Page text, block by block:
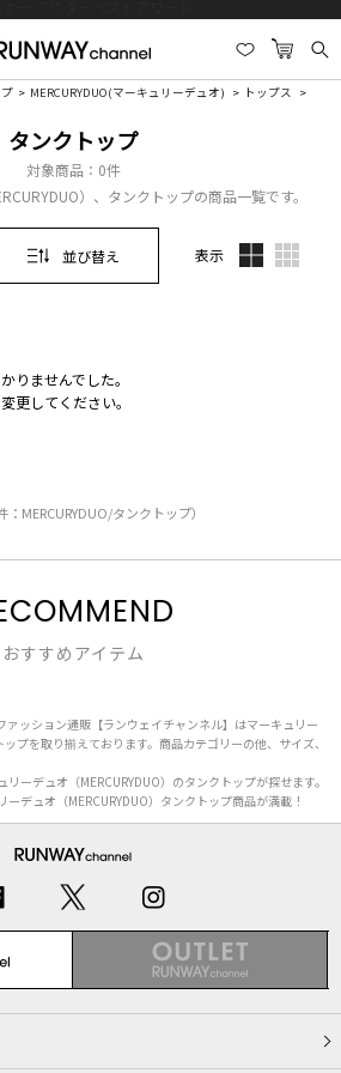
MERCURYDUO(マーキュリーデュオ) トップス
タンクトップ
対象商品： 0件
）、タンクトップの商品一覧です。
並び替え 表示
りませんでした。
更してください。
：MERCURYDUO/タンクトップ）
おすすめアイテム
ァッション通販【ランウェイチャンネル】はマーキュリー
プを取り揃えております。商品カテゴリーの他、サイズ、
ーデュオ（MERCURYDUO）のタンクトップが探せます。
デュオ（MERCURYDUO）タンクトップ商品が満載！